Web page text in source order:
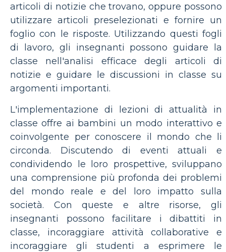
articoli di notizie che trovano, oppure possono
utilizzare articoli preselezionati e fornire un
foglio con le risposte. Utilizzando questi fogli
di lavoro, gli insegnanti possono guidare la
classe nell'analisi efficace degli articoli di
notizie e guidare le discussioni in classe su
argomenti importanti.
L'implementazione di lezioni di attualità in
classe offre ai bambini un modo interattivo e
coinvolgente per conoscere il mondo che li
circonda. Discutendo di eventi attuali e
condividendo le loro prospettive, sviluppano
una comprensione più profonda dei problemi
del mondo reale e del loro impatto sulla
società. Con queste e altre risorse, gli
insegnanti possono facilitare i dibattiti in
classe, incoraggiare attività collaborative e
incoraggiare gli studenti a esprimere le